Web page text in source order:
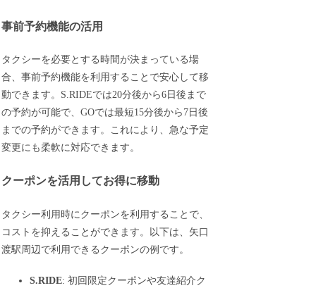
事前予約機能の活用
タクシーを必要とする時間が決まっている場
合、事前予約機能を利用することで安心して移
動できます。S.RIDEでは20分後から6日後まで
の予約が可能で、GOでは最短15分後から7日後
までの予約ができます。これにより、急な予定
変更にも柔軟に対応できます。
クーポンを活用してお得に移動
タクシー利用時にクーポンを利用することで、
コストを抑えることができます。以下は、矢口
渡駅周辺で利用できるクーポンの例です。
S.RIDE: 初回限定クーポンや友達紹介ク